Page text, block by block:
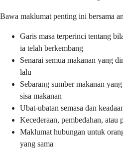
Bawa maklumat penting ini bersama
Garis masa terperinci tentang
ia telah berkembang
Senarai semua makanan yang
lalu
Sebarang sumber makanan
sisa makanan
Ubat-ubatan semasa dan
Kecederaan, pembedahan, atau
Maklumat hubungan untuk
yang sama